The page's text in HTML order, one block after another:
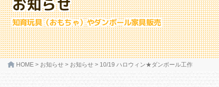
お知らせ
知育玩具（おもちゃ）やダンボール家具販売
HOME > お知らせ > お知らせ > 10/19 ハロウィン★ダンボール工作